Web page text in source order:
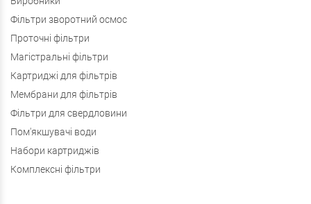
Фільтри зворотний осмос
Проточні фільтри
Магістральні фільтри
Картриджі для фільтрів
Мембрани для фільтрів
Фільтри для свердловини
Пом'якшувачі води
Набори картриджів
Комплексні фільтри